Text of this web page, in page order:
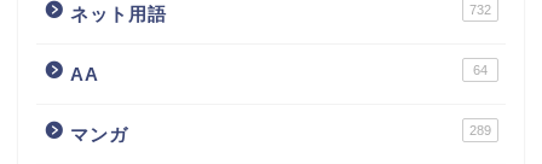
ネット用語 732
AA 64
マンガ 289